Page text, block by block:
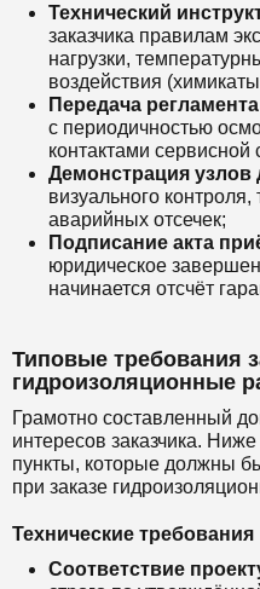
Технический
заказчика правилам
нагрузки,
воздействия
Передача
с периодичностью
контактами сервисной
Демонстрация узлов
визуального контроля,
аварийных отсечек;
Подписание акта
юридическое
начинается отсчёт
Типовые требования
гидроизоляционные
Грамотно составленный
интересов заказчика.
пункты, которые должны
при заказе
Технические требования
Соответствие